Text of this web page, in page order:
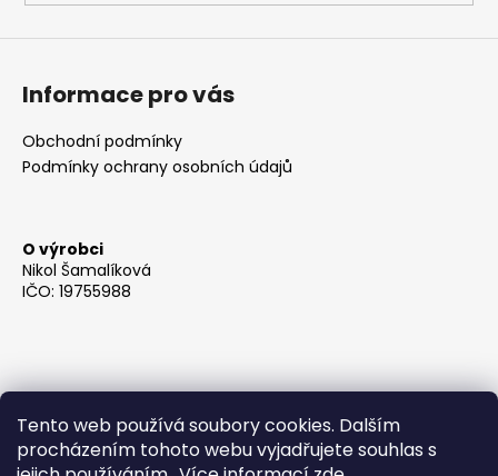
Tento web používá soubory cookies. Dalším
procházením tohoto webu vyjadřujete souhlas s
Informace pro vás
Obchodní podmínky
Podmínky ochrany osobních údajů
O výrobci
Nikol Šamalíková
IČO: 19755988